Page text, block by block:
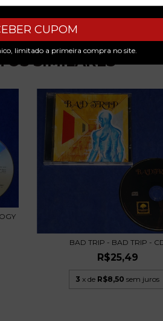
CUPOM
limitado a primeira compra no site.
SIMILARES
BAD TRIP - BAD TRIP -
R$25,49
3 x de R$8,50 sem juros